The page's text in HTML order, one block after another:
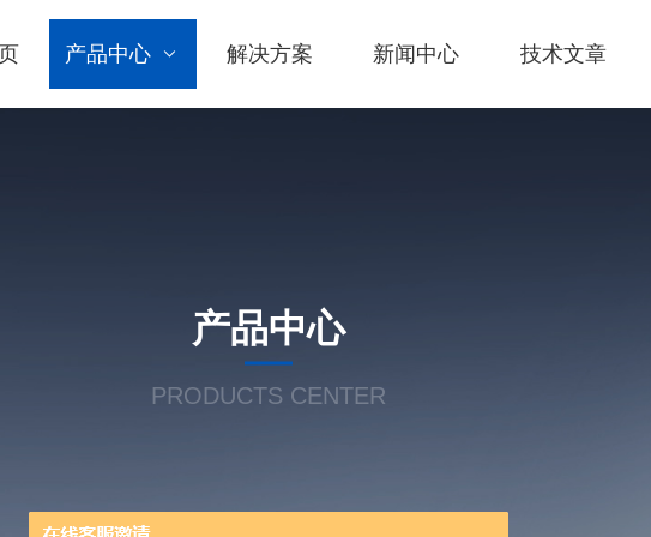
产品中心 解决方案 新闻中心 技术文章
产品中心
PRODUCTS CENTER